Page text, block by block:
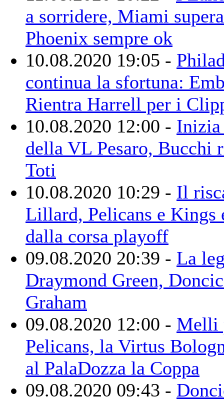
a sorridere, Miami
Phoenix sempre ok
10.08.2020 19:05 -
continua la sfortuna:
Rientra Harrell per i
10.08.2020 12:00 - Inizia
della VL Pesaro, Bucchi
Toti
10.08.2020 10:29 - Il
Lillard, Pelicans e Kings
dalla corsa playoff
09.08.2020 20:39 - La
Draymond Green,
Graham
09.08.2020 12:00 - Melli
Pelicans, la Virtus
al PalaDozza la Coppa
09.08.2020 09:43 -